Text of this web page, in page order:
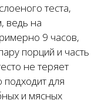
теста,
ведь на
9 часов,
порций и часть
не теряет
подходит для
и мясных